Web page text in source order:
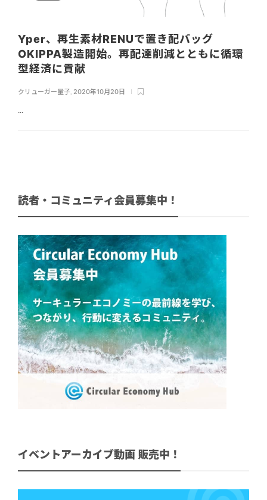
Yper、再生素材RENUで置き配バッグ
OKIPPA製造開始。再配達削減とともに循環
型経済に貢献
クリューガー量子 2020年10月20日
...
読者・コミュニティ会員募集中！
イベントアーカイブ動画 販売中！